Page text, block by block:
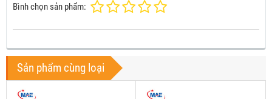
Bình chọn sản phẩm:
Sản phẩm cùng loại